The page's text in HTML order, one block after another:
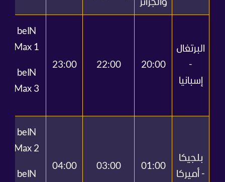
والجزائر
البرتغال
-
إسبانيا
20:00
22:00
23:00
beIN
Max 1
beIN
Max 3
بلجيكا
- أميركا
01:00
03:00
04:00
beIN
Max 2
beIN